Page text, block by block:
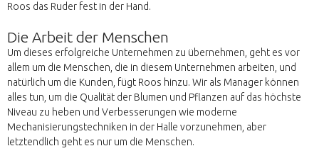
Roos das Ruder fest in der Hand.
Die Arbeit der Menschen
Um dieses erfolgreiche Unternehmen zu übernehmen, geht es vor
allem um die Menschen, die in diesem Unternehmen arbeiten, und
natürlich um die Kunden, fügt Roos hinzu. Wir als Manager können
alles tun, um die Qualität der Blumen und Pflanzen auf das höchste
Niveau zu heben und Verbesserungen wie moderne
Mechanisierungstechniken in der Halle vorzunehmen, aber
letztendlich geht es nur um die Menschen.